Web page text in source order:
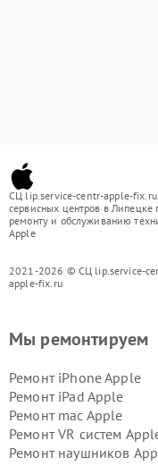
СЦ lip.service-centr-apple-fix.ru
сервисных центров в Липецке
ремонту и обслуживанию
Apple
2021-2026 © СЦ lip.service-
apple-fix.ru
Мы ремонтируем
Ремонт iPhone Apple
Ремонт iPad Apple
Ремонт mac Apple
Ремонт VR систем
Ремонт наушников